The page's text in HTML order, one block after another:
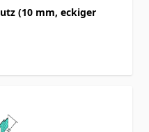
(10 mm, eckiger